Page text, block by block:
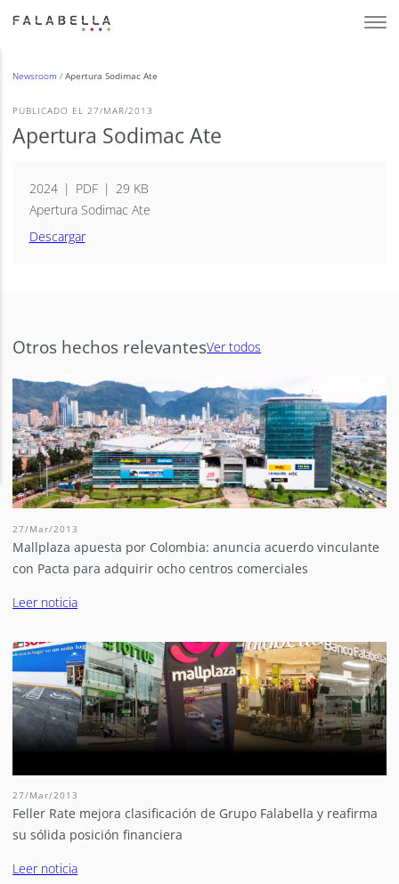
Newsroom/Apertura Sodimac Ate
PUBLICADO EL 27/MAR/2013
Apertura Sodimac Ate
2024 PDF
29 KB
Apertura Sodimac Ate
Descargar
Otros hechos relevantesVer todos
27/Mar/2013
Mallplaza apuesta por Colombia: anuncia acuerdo vinculante
con Pacta para adquirir ocho centros comerciales
Leer noticia
27/Mar/2013
Feller Rate mejora clasificación de Grupo Falabella y reafirma
su sólida posición financiera
Leer noticia